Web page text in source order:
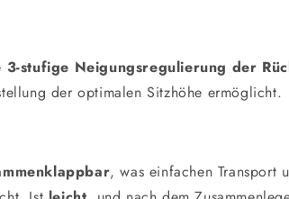
3-stufige Neigungsregulierung der
der optimalen Sitzhöhe ermöglicht.
, was einfachen Transport